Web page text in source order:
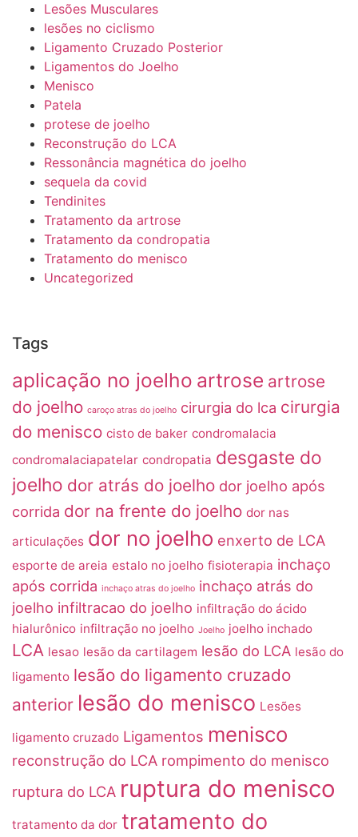
Lesões Musculares
lesões no ciclismo
Ligamento Cruzado Posterior
Ligamentos do Joelho
Menisco
Patela
protese de joelho
Reconstrução do LCA
Ressonância magnética do joelho
sequela da covid
Tendinites
Tratamento da artrose
Tratamento da condropatia
Tratamento do menisco
Uncategorized
Tags
aplicação no joelho artrose artrose
do joelho caroço atras do joelho cirurgia do lca cirurgia
do menisco cisto de baker condromalacia
condromalaciapatelar condropatia desgaste do
joelho dor atrás do joelho dor joelho após
corrida dor na frente do joelho dor nas
articulações dor no joelho enxerto de LCA
esporte de areia estalo no joelho fisioterapia inchaço
após corrida inchaço atras do joelho inchaço atrás do
joelho infiltracao do joelho infiltração do ácido
hialurônico infiltração no joelho Joelho joelho inchado
LCA lesao lesão da cartilagem lesão do LCA lesão do
ligamento lesão do ligamento cruzado
anterior lesão do menisco Lesões
ligamento cruzado Ligamentos menisco
reconstrução do LCA rompimento do menisco
ruptura do LCA ruptura do menisco
tratamento da dor tratamento do